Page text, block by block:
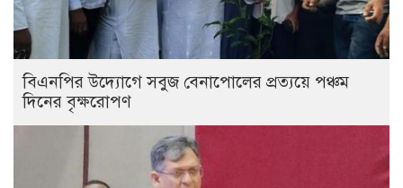
বিএনপির উদ্যোগে সবুজ বেনাপোলের প্রত্যয়ে পঞ্চম
দিনের বৃক্ষরোপণ